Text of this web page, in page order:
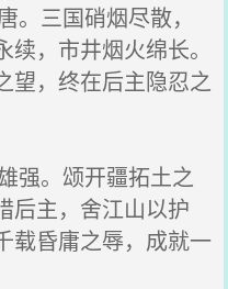
三国硝烟尽散，
，市井烟火绵长。
望，终在后主隐忍之
强。颂开疆拓土之
后主，舍江山以护
载昏庸之辱，成就一